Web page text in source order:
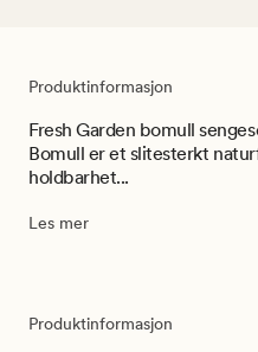
Produktinformasjon
Fresh Garden bomull
Bomull er et slitesterkt
holdbarhet...
Les mer
Produktinformasjon